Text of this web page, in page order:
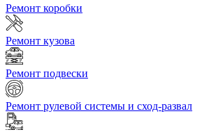
Ремонт коробки
Ремонт кузова
Ремонт подвески
Ремонт рулевой системы и сход-развал